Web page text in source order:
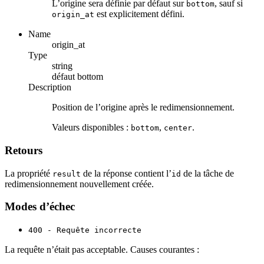
L’origine sera définie par défaut sur bottom, sauf si
origin_at est explicitement défini.
Name
origin_at
Type
string
défaut bottom
Description
Position de l’origine après le redimensionnement.
Valeurs disponibles : bottom, center.
Retours
La propriété result de la réponse contient l’id de la tâche de
redimensionnement nouvellement créée.
Modes d’échec
400 - Requête incorrecte
La requête n’était pas acceptable. Causes courantes :